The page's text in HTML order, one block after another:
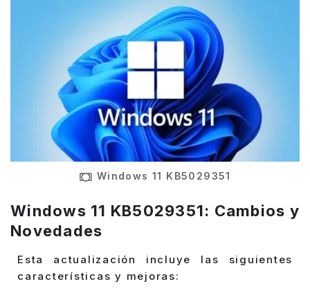
Windows 11 KB5029351
Windows 11 KB5029351: Cambios y
Novedades
Esta actualización incluye las siguientes
características y mejoras: